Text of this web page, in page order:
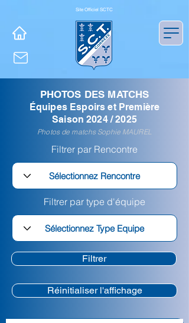
Site Officiel SCTC
PHOTOS DES MATCHS
Équipes Espoirs et Première
Saison 2024 / 2025
Photos de matchs Sophie MAUREL
Filtrer par Rencontre
Filtrer par type d'équipe
Filtrer
Réinitialiser l'affichage